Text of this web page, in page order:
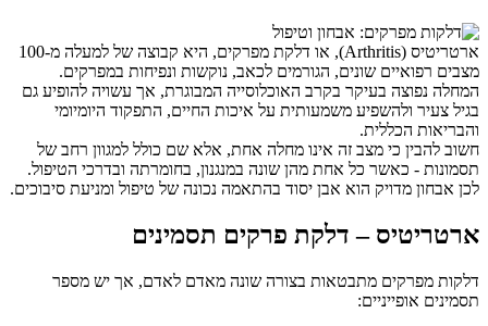
ארטריטיס (Arthritis), או דלקת מפרקים, היא קבוצה של למעלה מ-100
מצבים רפואיים שונים, הגורמים לכאב, נוקשות ונפיחות במפרקים.
המחלה נפוצה בעיקר בקרב האוכלוסייה המבוגרת, אך עשויה להופיע גם
בגיל צעיר ולהשפיע משמעותית על איכות החיים, התפקוד היומיומי
והבריאות הכללית.
חשוב להבין כי מצב זה אינו מחלה אחת, אלא שם כולל למגוון רחב של
תסמונות - כאשר כל אחת מהן שונה במנגנון, בחומרתה ובדרכי הטיפול.
לכן אבחון מדויק הוא אבן יסוד בהתאמה נכונה של טיפול ומניעת סיבוכים.
ארטריטיס – דלקת פרקים תסמינים
דלקות מפרקים מתבטאות בצורה שונה מאדם לאדם, אך יש מספר
תסמינים אופייניים: